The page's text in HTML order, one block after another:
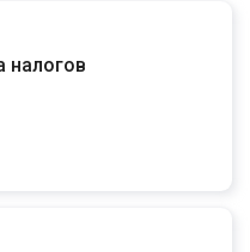
налогов